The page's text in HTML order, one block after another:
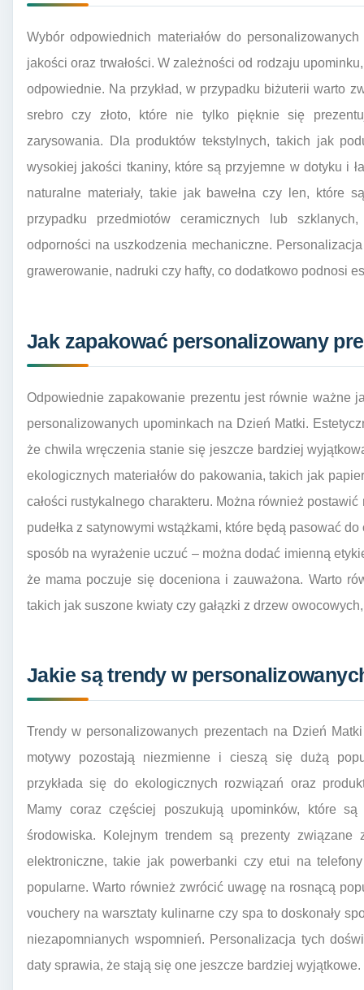
Wybór odpowiednich materiałów do
jakości oraz trwałości. W zależności od rodzaju
odpowiednie. Na przykład, w przypadku biżuterii warto
srebro czy złoto, które nie tylko pięknie się
zarysowania. Dla produktów tekstylnych, takich jak
wysokiej jakości tkaniny, które są przyjemne w dotyku i
naturalne materiały, takie jak bawełna czy len, które
przypadku przedmiotów ceramicznych lub
odporności na uszkodzenia mechaniczne.
grawerowanie, nadruki czy hafty, co dodatkowo podnosi
Jak zapakować personalizowany
Odpowiednie zapakowanie prezentu jest równie ważne
personalizowanych upominkach na Dzień Matki.
że chwila wręczenia stanie się jeszcze bardziej
ekologicznych materiałów do pakowania, takich jak
całości rustykalnego charakteru. Można również
pudełka z satynowymi wstążkami, które będą pasować
sposób na wyrażenie uczuć – można dodać imienną
że mama poczuje się doceniona i zauważona. Warto
takich jak suszone kwiaty czy gałązki z drzew
Jakie są trendy w
Trendy w personalizowanych prezentach na Dzień
motywy pozostają niezmienne i cieszą się dużą
przykłada się do ekologicznych rozwiązań oraz
Mamy coraz częściej poszukują upominków, które
środowiska. Kolejnym trendem są prezenty związane
elektroniczne, takie jak powerbanki czy etui na
popularne. Warto również zwrócić uwagę na rosnącą
vouchery na warsztaty kulinarne czy spa to doskonały
niezapomnianych wspomnień. Personalizacja tych
daty sprawia, że stają się one jeszcze bardziej wyjątkowe.